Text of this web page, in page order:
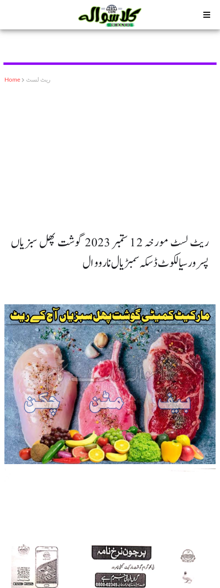
Home ریٹ لسٹ
ریٹ لسٹ مورخہ 12 ستمبر 2023 گوشت پھل سبزیاں
پسرور سیالکوٹ ڈسکہ سمبڑیال نارووال